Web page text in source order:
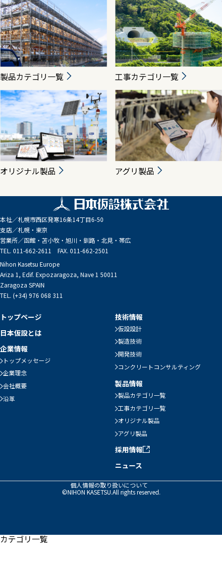
製品カテゴリ一覧 工事カテゴリ一覧
オリジナル製品 アグリ製品
本社／札幌市西区発寒16条14丁目6-50
支店／札幌・東京
営業所／函館・苫小牧・旭川・釧路・北見・帯広
TEL. 011-662-2611 FAX. 011-662-2501
Nihon Kasetsu Europe
Ariza 1, Edif. Expozaragoza, Nave 1 50011
Zaragoza SPAIN
TEL. (+34) 976 068 311
トップページ
日本仮設とは
企業情報
トップメッセージ
企業理念
会社概要
沿革
技術情報
仮設設計
製造技術
開発技術
コンクリートコンサルティング
製品情報
製品カテゴリ一覧
工事カテゴリ一覧
オリジナル製品
アグリ製品
採用情報
ニュース
個人情報の取り扱いについて
©NIHON KASETSU.All rights reserved.
カテゴリ一覧